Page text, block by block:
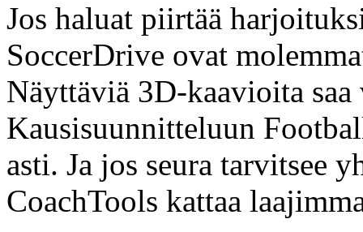
Jos haluat piirtää
SoccerDrive ovat
Näyttäviä 3D-kaavioita
Kausisuunnitteluun
asti. Ja jos seura tarvitsee
CoachTools kattaa